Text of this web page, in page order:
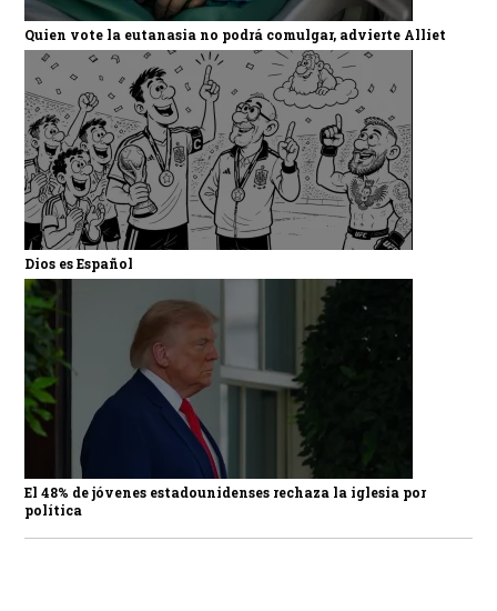
Quien vote la eutanasia no podrá comulgar, advierte Alliet
Dios es Español
El 48% de jóvenes estadounidenses rechaza la iglesia por
política